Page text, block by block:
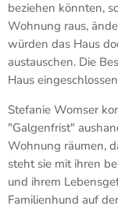
beziehen könnten,
Wohnung raus,
würden das Haus
austauschen. Die
Haus
Stefanie Womser
"Galgenfrist"
Wohnung räumen,
steht sie mit ihren
und ihrem
Familienhund auf